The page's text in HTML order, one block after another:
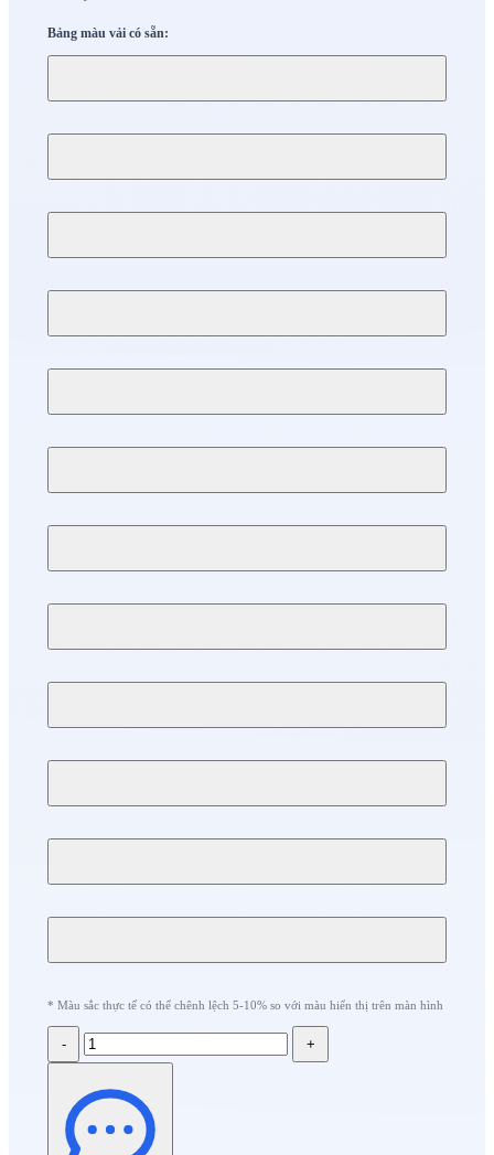
Bảng màu vải có sẵn:
* Màu sắc thực tế có thể chênh lệch 5-10% so với màu hiển thị trên màn hình
- +